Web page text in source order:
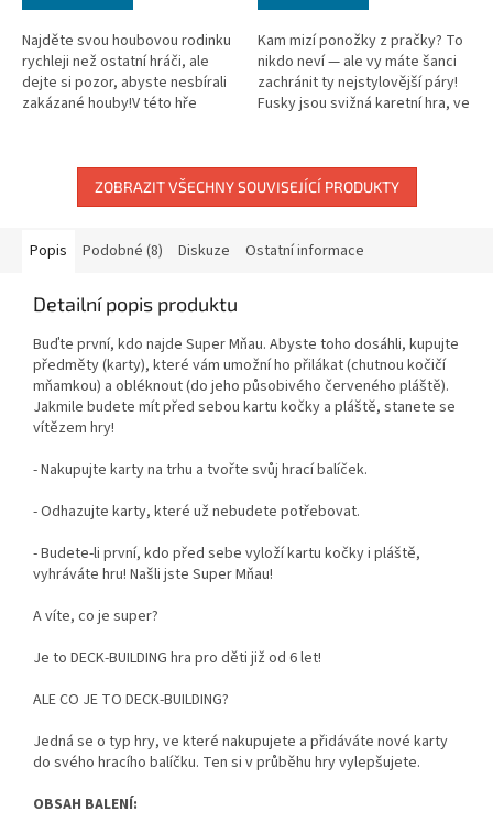
Najděte svou houbovou rodinku
rychleji než ostatní hráči, ale
dejte si pozor, abyste nesbírali
zakázané houby!V této hře
Kam mizí ponožky z pračky? To
nikdo neví — ale vy máte šanci
zachránit ty nejstylovější páry!
Fusky jsou svižná karetní hra, ve
ZOBRAZIT VŠECHNY SOUVISEJÍCÍ PRODUKTY
Popis Podobné (8) Diskuze Ostatní informace
Detailní popis produktu
Buďte první, kdo najde Super Mňau. Abyste toho dosáhli, kupujte
předměty (karty), které vám umožní ho přilákat (chutnou kočičí
mňamkou) a obléknout (do jeho působivého červeného pláště).
Jakmile budete mít před sebou kartu kočky a pláště, stanete se
vítězem hry!
- Nakupujte karty na trhu a tvořte svůj hrací balíček.
- Odhazujte karty, které už nebudete potřebovat.
- Budete-li první, kdo před sebe vyloží kartu kočky i pláště,
vyhráváte hru! Našli jste Super Mňau!
A víte, co je super?
Je to DECK-BUILDING hra pro děti již od 6 let!
ALE CO JE TO DECK-BUILDING?
Jedná se o typ hry, ve které nakupujete a přidáváte nové karty
do svého hracího balíčku. Ten si v průběhu hry vylepšujete.
OBSAH BALENÍ: